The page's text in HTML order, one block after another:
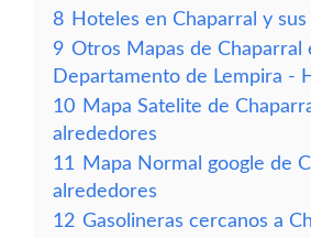
8 Hoteles en Chaparral y
9 Otros Mapas de Chaparral
Departamento de Lempira -
10 Mapa Satelite de
alrededores
11
Mapa Normal google de
alrededores
12 Gasolineras cercanos a